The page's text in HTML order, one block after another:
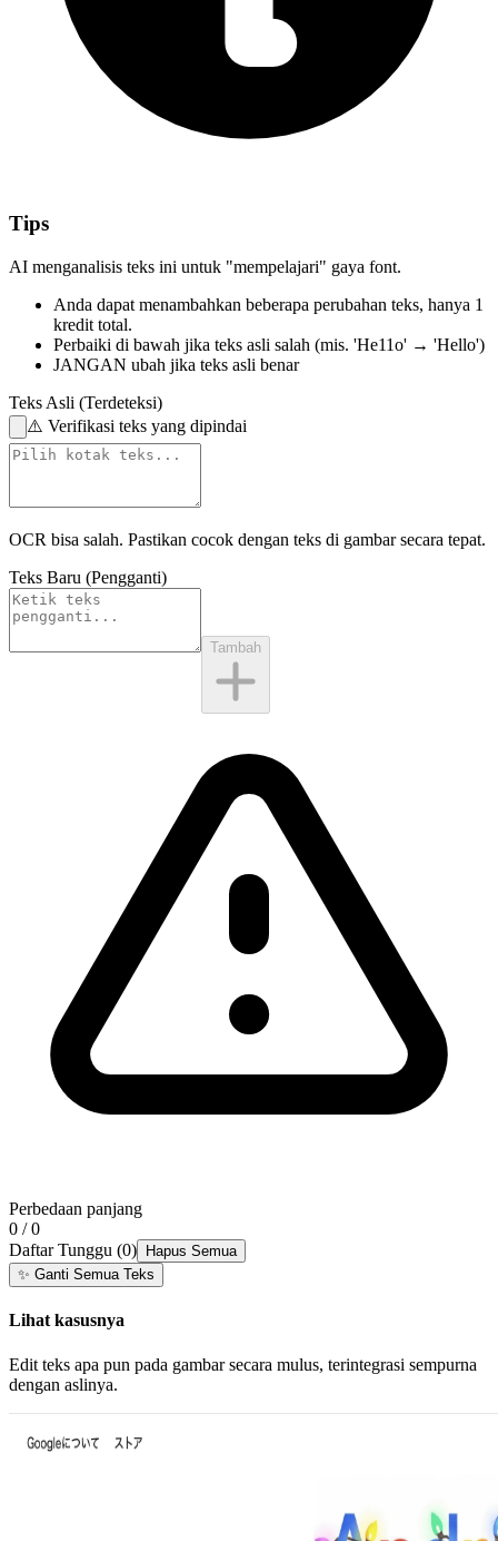
Tips
AI menganalisis teks ini untuk "mempelajari" gaya font.
Anda dapat menambahkan beberapa perubahan teks, hanya 1
kredit total.
Perbaiki di bawah jika teks asli salah (mis. 'He11o' → 'Hello')
JANGAN ubah jika teks asli benar
Teks Asli (Terdeteksi)
⚠️ Verifikasi teks yang dipindai
OCR bisa salah. Pastikan cocok dengan teks di gambar secara tepat.
Teks Baru (Pengganti)
Tambah
Perbedaan panjang
0 / 0
Daftar Tunggu (0)
Hapus Semua
✨ Ganti Semua Teks
Lihat kasusnya
Edit teks apa pun pada gambar secara mulus, terintegrasi sempurna
dengan aslinya.